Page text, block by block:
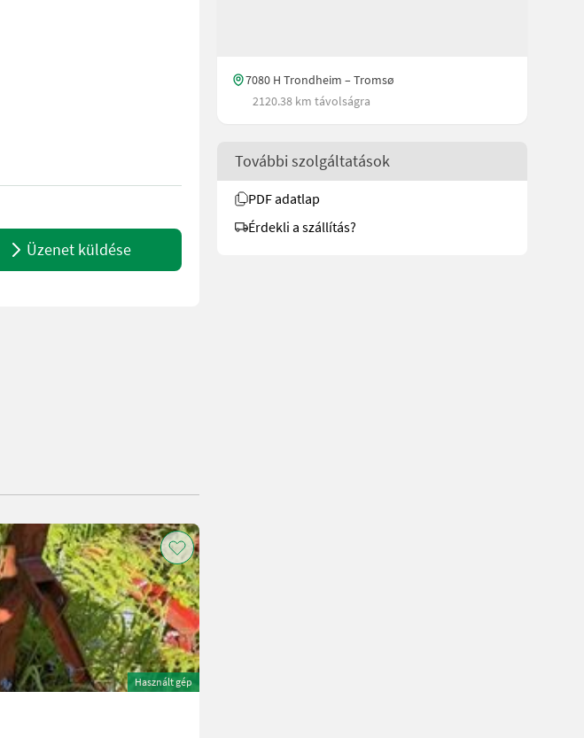
request: 1676 See en.landbrukssalg.no/1676 for more images Description Överum BT 388
Üzenet küldése
7080 H Trondheim – Tromsø
2120.38 km távolságra
További szolgáltatások
PDF adatlap
Érdekli a szállítás?
Használt gép